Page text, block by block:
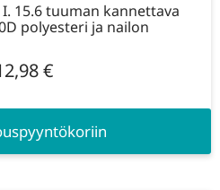
I. 15.6 tuuman kannettava
polyesteri ja nailon
€